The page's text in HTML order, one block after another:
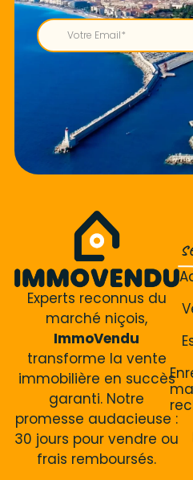
Experts reconnus du
marché niçois,
ImmoVendu
transforme la vente
immobilière en succès
garanti. Notre
promesse audacieuse :
30 jours pour vendre ou
frais remboursés.
ma